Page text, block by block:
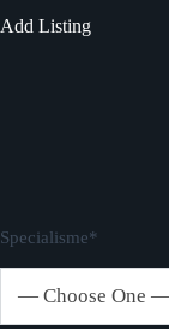
Add Listing
Specialisme*
— Choose One